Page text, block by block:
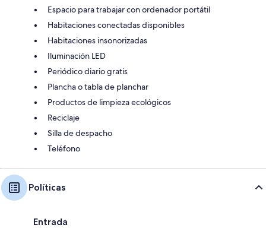
Espacio para trabajar con ordenador portátil
Habitaciones conectadas disponibles
Habitaciones insonorizadas
Iluminación LED
Periódico diario gratis
Plancha o tabla de planchar
Productos de limpieza ecológicos
Reciclaje
Silla de despacho
Teléfono
Políticas
Entrada